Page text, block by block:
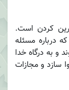
کردن است.
درباره مسئله
و به درگاه خدا
سازد و مجازات